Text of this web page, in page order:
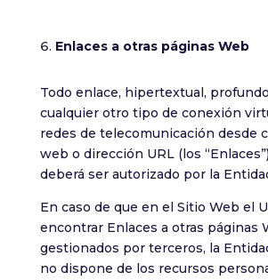
Enlaces a otras páginas Web
Todo enlace, hipertextual,
cualquier otro tipo de conexión
redes de telecomunicación desde
web o dirección URL (los
deberá ser autorizado por la
En caso de que en el Sitio Web el
encontrar Enlaces a otras páginas
gestionados por terceros, la
no dispone de los recursos